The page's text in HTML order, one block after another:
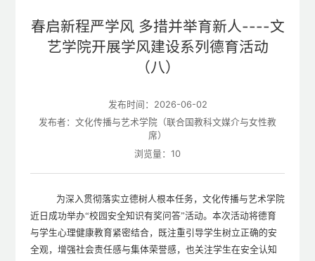
春启新程严学风 多措并举育新人----文
艺学院开展学风建设系列德育活动
（八）
发布时间：2026-06-02
发布者：文化传播与艺术学院（联合国教科文媒介与女性教
席）
浏览量： 10
为深入贯彻落实立德树人根本任务，文化传播与艺术学院
近日成功举办“校园安全知识有奖问答”活动。本次活动将德育
与学生心理健康教育紧密结合，既注重引导学生树立正确的安
全观，增强社会责任感与集体荣誉感，也关注学生在安全认知